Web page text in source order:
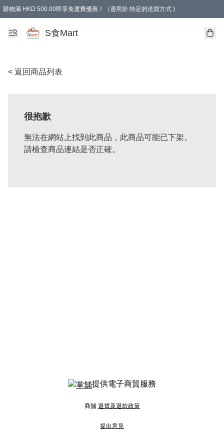
購物滿 HKD 500.00即享免運費優惠！（適用於 特定的送貨方式 )
S食Mart
< 返回商品列表
很抱歉
無法在網站上找到此商品，此商品可能已下架。
請檢查商品連結是否正確。
提供電子商貿服務
商舖 退貨及退款政策
提出意見